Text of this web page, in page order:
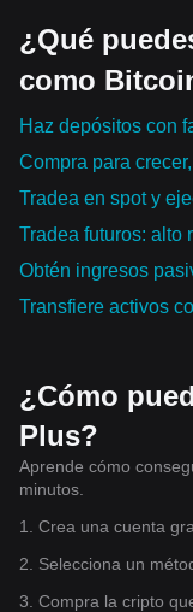
¿Qué
como
Haz depósitos con
Compra para
Tradea en spot y
Tradea futuros: alto
Obtén ingresos
Transfiere activos
¿Cómo
Plus?
Aprende cómo
minutos.
1. Crea una cuenta
2. Selecciona un
3. Compra la cripto